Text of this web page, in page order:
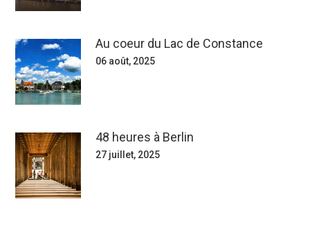
Au coeur du Lac de Constance
06 août, 2025
48 heures à Berlin
27 juillet, 2025